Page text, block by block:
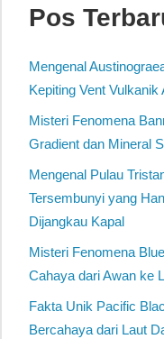
Pos
Mengenal
Kepiting Vent Vulkanik
Misteri Fenomena
Gradient dan Mineral
Mengenal Pulau
Tersembunyi yang
Dijangkau Kapal
Misteri Fenomena
Cahaya dari Awan ke
Fakta Unik Pacific
Bercahaya dari Laut